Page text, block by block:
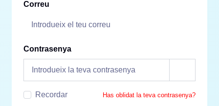
Correu
Contrasenya
Recordar Has oblidat la teva contrasenya?